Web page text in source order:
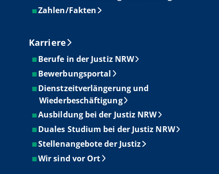
Zahlen/Fakten
Karriere
Berufe in der Justiz NRW
Bewerbungsportal
Dienstzeitverlängerung und
Wiederbeschäftigung
Ausbildung bei der Justiz NRW
Duales Studium bei der Justiz NRW
Stellenangebote der Justiz
Wir sind vor Ort